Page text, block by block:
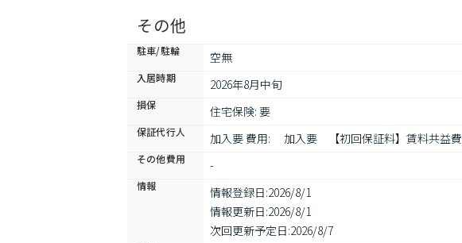
その他
駐車/駐輪 空無
入居時期 2026年8月中旬
損保 住宅保険: 要
保証代行人 加入要 費用: 　加入要　【初回保証料】賃料共益
その他費用 -
情報 情報登録日:2026/8/1
情報更新日:2026/8/1
次回更新予定日:2026/8/7